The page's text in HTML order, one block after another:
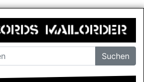
Suchen